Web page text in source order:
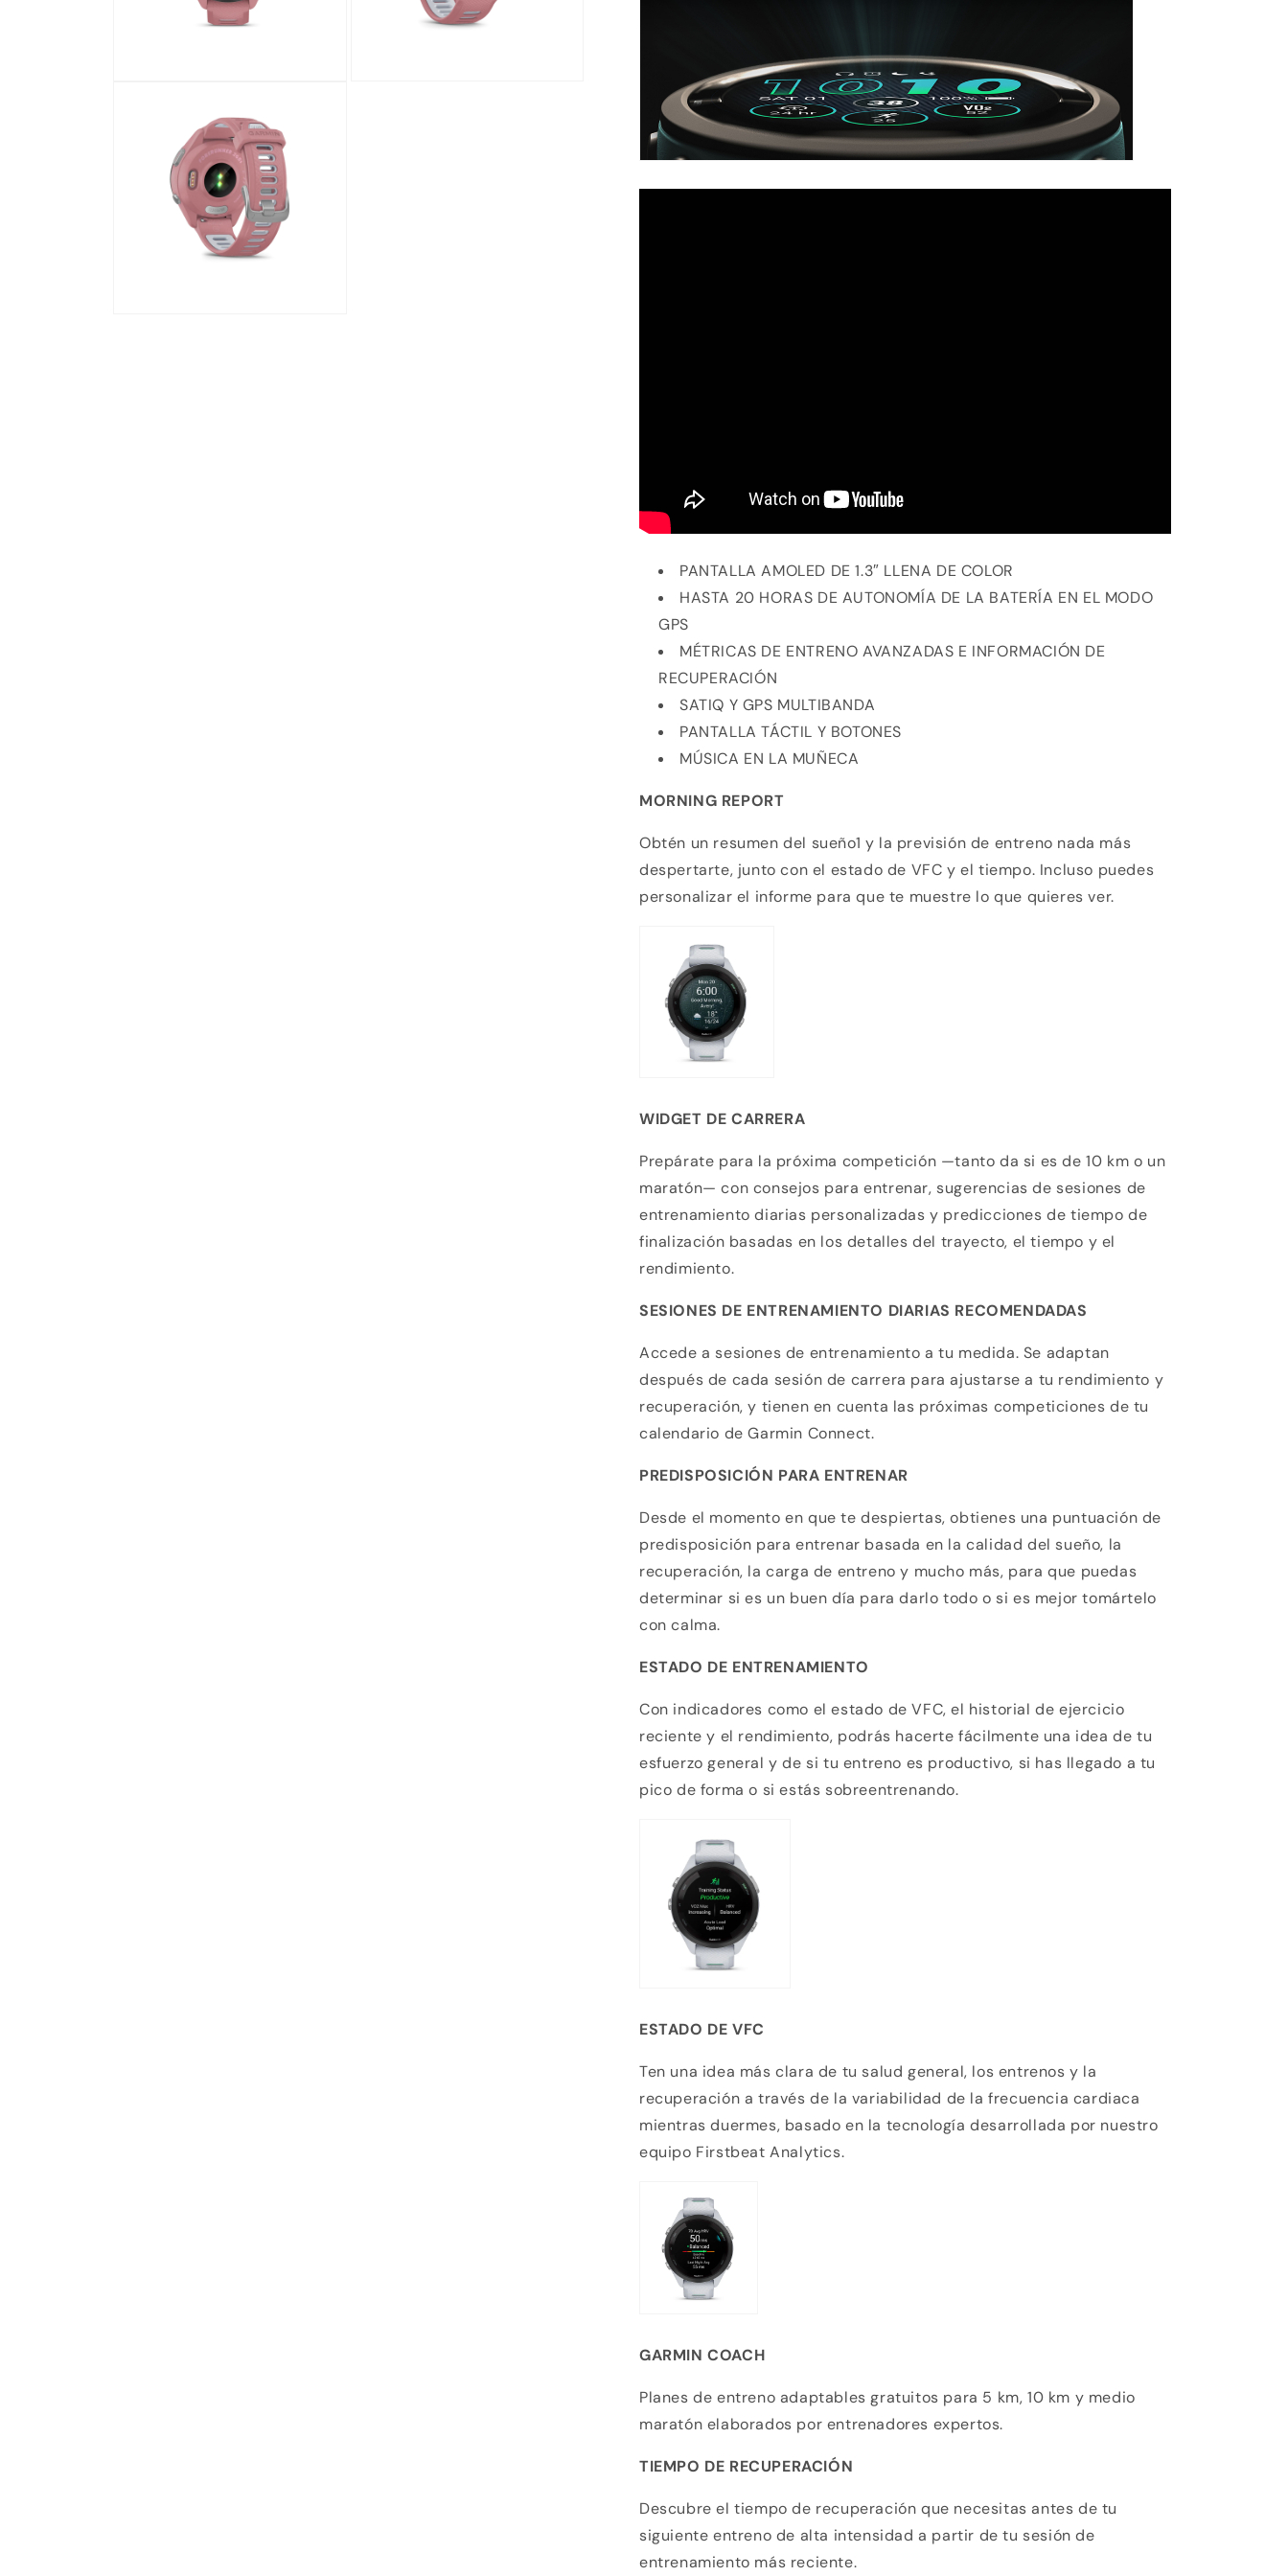
PANTALLA AMOLED DE 1.3″ LLENA DE COLOR
HASTA 20 HORAS DE AUTONOMÍA DE LA BATERÍA EN EL MODO
GPS
MÉTRICAS DE ENTRENO AVANZADAS E INFORMACIÓN DE
RECUPERACIÓN
SATIQ Y GPS MULTIBANDA
PANTALLA TÁCTIL Y BOTONES
MÚSICA EN LA MUÑECA
MORNING REPORT
Obtén un resumen del sueño1 y la previsión de entreno nada más
despertarte, junto con el estado de VFC y el tiempo. Incluso puedes
personalizar el informe para que te muestre lo que quieres ver.
WIDGET DE CARRERA
Prepárate para la próxima competición —tanto da si es de 10 km o un
maratón— con consejos para entrenar, sugerencias de sesiones de
entrenamiento diarias personalizadas y predicciones de tiempo de
finalización basadas en los detalles del trayecto, el tiempo y el
rendimiento.
SESIONES DE ENTRENAMIENTO DIARIAS RECOMENDADAS
Accede a sesiones de entrenamiento a tu medida. Se adaptan
después de cada sesión de carrera para ajustarse a tu rendimiento y
recuperación, y tienen en cuenta las próximas competiciones de tu
calendario de Garmin Connect.
PREDISPOSICIÓN PARA ENTRENAR
Desde el momento en que te despiertas, obtienes una puntuación de
predisposición para entrenar basada en la calidad del sueño, la
recuperación, la carga de entreno y mucho más, para que puedas
determinar si es un buen día para darlo todo o si es mejor tomártelo
con calma.
ESTADO DE ENTRENAMIENTO
Con indicadores como el estado de VFC, el historial de ejercicio
reciente y el rendimiento, podrás hacerte fácilmente una idea de tu
esfuerzo general y de si tu entreno es productivo, si has llegado a tu
pico de forma o si estás sobreentrenando.
ESTADO DE VFC
Ten una idea más clara de tu salud general, los entrenos y la
recuperación a través de la variabilidad de la frecuencia cardiaca
mientras duermes, basado en la tecnología desarrollada por nuestro
equipo Firstbeat Analytics.
GARMIN COACH
Planes de entreno adaptables gratuitos para 5 km, 10 km y medio
maratón elaborados por entrenadores expertos.
TIEMPO DE RECUPERACIÓN
Descubre el tiempo de recuperación que necesitas antes de tu
siguiente entreno de alta intensidad a partir de tu sesión de
entrenamiento más reciente.
Compra ahora y paga a meses sin
Agrega tu producto al carrito y
elige pagar con
En tu cuenta de Mercado Pago, elige la
con saldo disponible, débito u
Crédito sujeto a aprobación.